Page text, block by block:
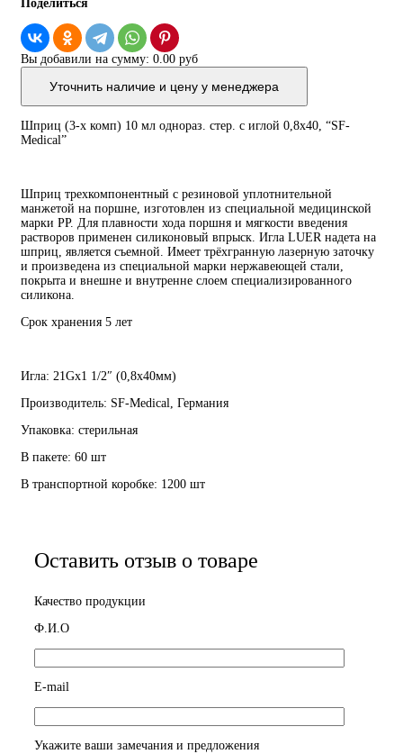
Поделиться
Вы добавили на сумму: 0.00 руб
Уточнить наличие и цену у менеджера
Шприц (3-х комп) 10 мл однораз. стер. с иглой 0,8х40, “SF-
Medical”
Шприц трехкомпонентный с резиновой уплотнительной
манжетой на поршне, изготовлен из специальной медицинской
марки PP. Для плавности хода поршня и мягкости введения
растворов применен силиконовый впрыск. Игла LUER надета на
шприц, является съемной. Имеет трёхгранную лазерную заточку
и произведена из специальной марки нержавеющей стали,
покрыта и внешне и внутренне слоем специализированного
силикона.
Срок хранения 5 лет
Игла: 21Gх1 1/2″ (0,8х40мм)
Производитель: SF-Medical, Германия
Упаковка: стерильная
В пакете: 60 шт
В транспортной коробке: 1200 шт
Оставить отзыв о товаре
Качество продукции
Ф.И.О
E-mail
Укажите ваши замечания и предложения